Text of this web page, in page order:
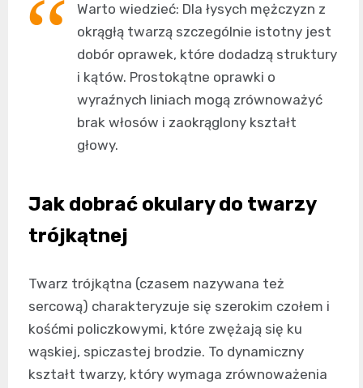
Warto wiedzieć: Dla łysych mężczyzn z
okrągłą twarzą szczególnie istotny jest
dobór oprawek, które dodadzą struktury
i kątów. Prostokątne oprawki o
wyraźnych liniach mogą zrównoważyć
brak włosów i zaokrąglony kształt
głowy.
Jak dobrać okulary do twarzy
trójkątnej
Twarz trójkątna (czasem nazywana też
sercową) charakteryzuje się szerokim czołem i
kośćmi policzkowymi, które zwężają się ku
wąskiej, spiczastej brodzie. To dynamiczny
kształt twarzy, który wymaga zrównoważenia